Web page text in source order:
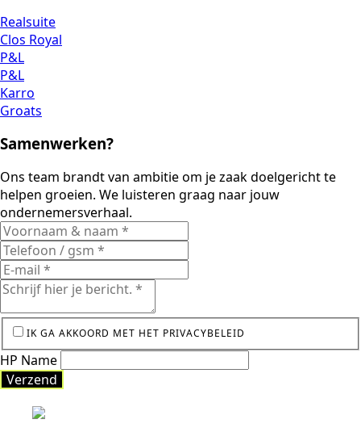
Realsuite
Clos Royal
P&L
P&L
Karro
Groats
Samenwerken?
Ons team brandt van ambitie om je zaak doelgericht te
helpen groeien. We luisteren graag naar jouw
ondernemersverhaal.
IK GA AKKOORD MET HET PRIVACYBELEID
HP Name
Verzend